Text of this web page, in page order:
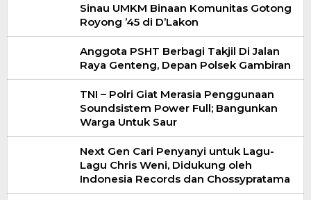
Sinau UMKM Binaan Komunitas Gotong
Royong ’45 di D’Lakon
Anggota PSHT Berbagi Takjil Di Jalan
Raya Genteng, Depan Polsek Gambiran
TNI – Polri Giat Merasia Penggunaan
Soundsistem Power Full; Bangunkan
Warga Untuk Saur
Next Gen Cari Penyanyi untuk Lagu-
Lagu Chris Weni, Didukung oleh
Indonesia Records dan Chossypratama